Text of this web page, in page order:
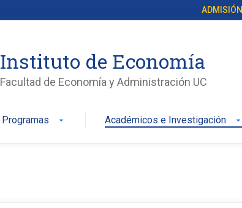
ADMISIÓN
Instituto de Economía
Facultad de Economía y Administración UC
Programas arrow_drop_down Académicos e Investigación arrow_drop_down